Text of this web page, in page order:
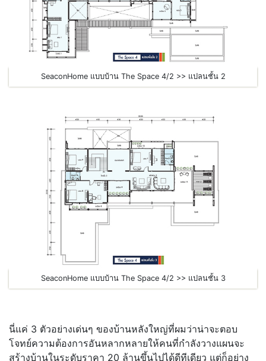
SeaconHome แบบบ้าน The Space 4/2 >> แปลนชั้น 2
SeaconHome แบบบ้าน The Space 4/2 >> แปลนชั้น 3
นี่แค่ 3 ตัวอย่างเด่นๆ ของบ้านหลังใหญ่ที่ผมว่าน่าจะตอบ
โจทย์ความต้องการอันหลากหลายให้คนที่กำลังวางแผนจะ
สร้างบ้านในระดับราคา 20 ล้านขึ้นไปได้ดีทีเดียว แต่ก็อย่าง